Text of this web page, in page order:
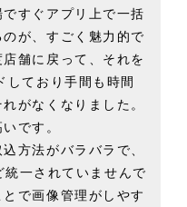
すぐアプリ上で一括
が、すごく魅力的で
舗に戻って、それを
しており手間も時間
がなくなりました。
です。
方法がバラバラで、
一されていませんで
で画像管理がしやす